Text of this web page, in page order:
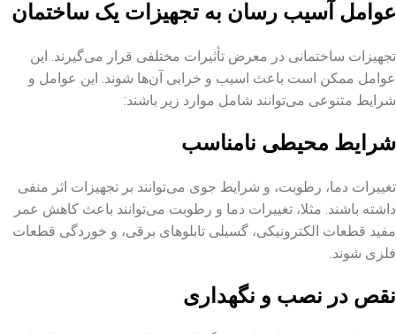
عوامل آسیب رسان به تجهیزات یک ساختمان
تجهیزات ساختمانی در معرض تأثیرات مختلفی قرار می‌گیرند. این
عوامل ممکن است باعث اسیب و خرابی آن‌ها شوند. این عوامل و
شرایط متنوعی می‌توانند شامل موارد زیر باشند:
شرایط محیطی نامناسب
تغییرات دما، رطوبت، و شرایط جوی می‌توانند بر تجهیزات اثر منفی
داشته باشند. مثلا، تغییرات دما و رطوبت می‌توانند باعث کاهش عمر
مفید قطعات الکترونیکی، گسیلی تابلوهای برقی، و خوردگی قطعات
فلزی شوند.
نقص در نصب و نگهداری